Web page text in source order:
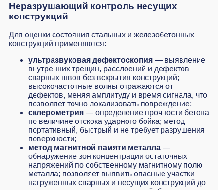
Неразрушающий контроль несущих
конструкций
Для оценки состояния стальных и железобетонных
конструкций применяются:
ультразвуковая дефектоскопия— выявление
внутренних трещин, расслоений и дефектов
сварных швов без вскрытия конструкций;
высокочастотные волны отражаются от
дефектов, меняя амплитуду и время сигнала, что
позволяет точно локализовать повреждение;
склерометрия— определение прочности бетона
по величине отскока ударного бойка; метод
портативный, быстрый и не требует разрушения
поверхности;
метод магнитной памяти металла—
обнаружение зон концентрации остаточных
напряжений по собственному магнитному полю
металла; позволяет выявить опасные участки
нагруженных сварных и несущих конструкций до